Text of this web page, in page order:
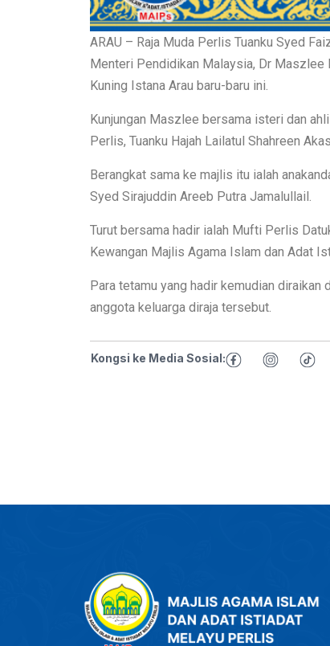
ARAU – Raja Muda Perlis Tuanku Syed
Menteri Pendidikan Malaysia, Dr
Kuning Istana Arau baru-baru ini.
Kunjungan Maszlee bersama isteri dan
Perlis, Tuanku Hajah Lailatul Shahreen
Berangkat sama ke majlis itu ialah
Syed Sirajuddin Areeb Putra Jamalullail.
Turut bersama hadir ialah Mufti Perlis
Kewangan Majlis Agama Islam dan Adat
Para tetamu yang hadir kemudian
anggota keluarga diraja tersebut.
Kongsi ke Media Sosial: